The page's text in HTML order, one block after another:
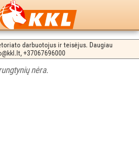
darbuotojus ir teisėjus. Daugiau
+37067696000
nėra.